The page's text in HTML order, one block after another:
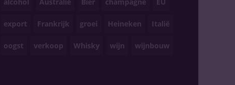
export Frankrijk groei Heineken Italië
oogst verkoop Whisky wijn wijnbouw